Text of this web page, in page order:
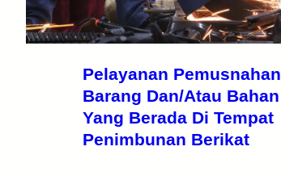
Pelayanan Pemusnahan
Barang Dan/Atau Bahan
Yang Berada Di Tempat
Penimbunan Berikat